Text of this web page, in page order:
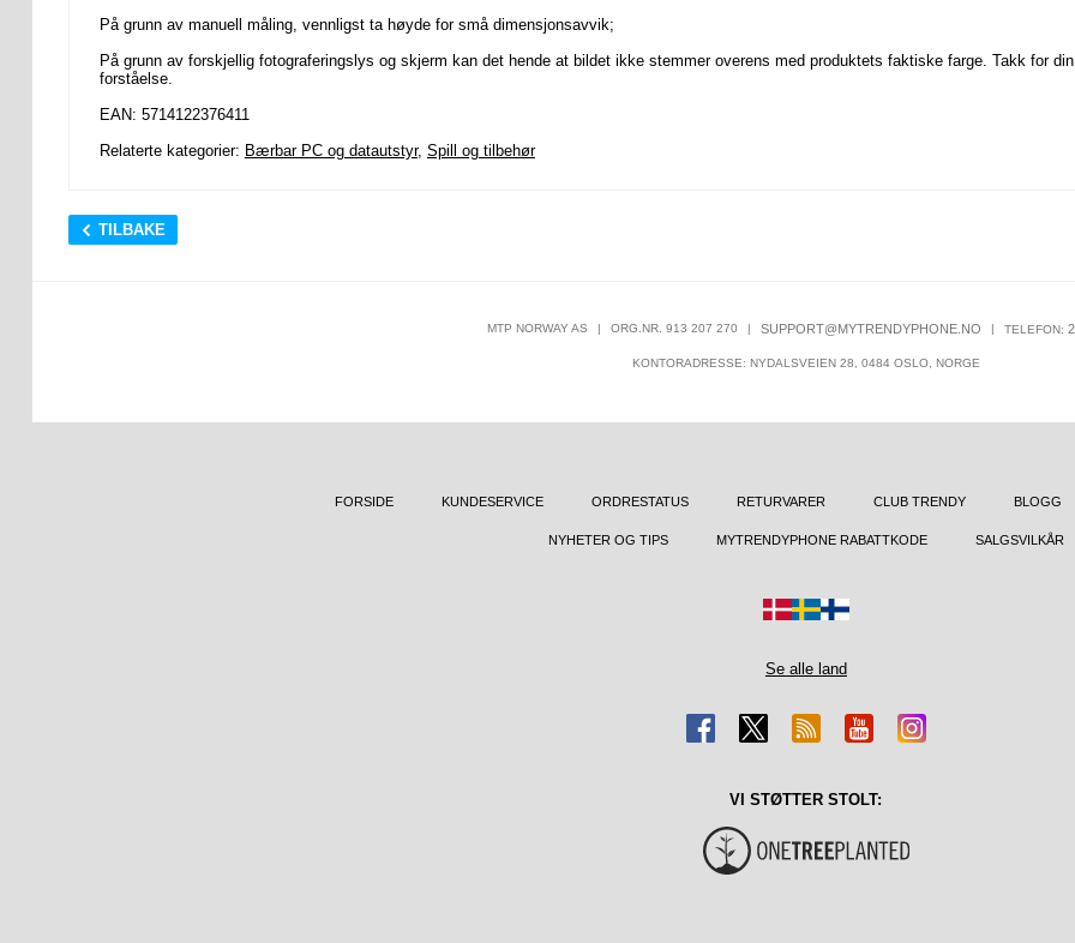
På grunn av manuell måling, vennligst ta høyde for små dimensjonsavvik;
På grunn av forskjellig fotograferingslys og skjerm kan det hende at bildet ikke stemmer overens med produktets faktiske farge. Takk for din
forståelse.
EAN: 5714122376411
Relaterte kategorier: Bærbar PC og datautstyr, Spill og tilbehør
TILBAKE
MTP NORWAY AS | ORG.NR. 913 207 270 | SUPPORT@MYTRENDYPHONE.NO | TELEFON:
KONTORADRESSE: NYDALSVEIEN 28, 0484 OSLO, NORGE
FORSIDE KUNDESERVICE ORDRESTATUS RETURVARER CLUB TRENDY BLOGG
NYHETER OG TIPS MYTRENDYPHONE RABATTKODE SALGSVILKÅR
Se alle land
VI STØTTER STOLT: